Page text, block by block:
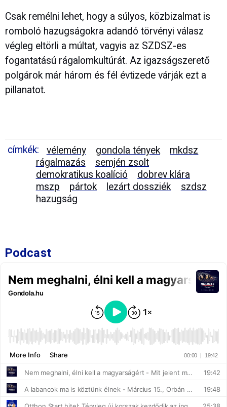
Csak remélni lehet, hogy a súlyos, közbizalmat is
romboló hazugságokra adandó törvényi válasz
végleg eltörli a múltat, vagyis az SZDSZ-es
fogantatású rágalomkultúrát. Az igazságszerető
polgárok már három és fél évtizede várják ezt a
pillanatot.
címkék: vélemény gondola tények
mkdsz
rágalmazás
semjén zsolt
demokratikus koalíció
dobrev klára
mszp
pártok lezárt dossziék
szdsz
hazugság
Podcast